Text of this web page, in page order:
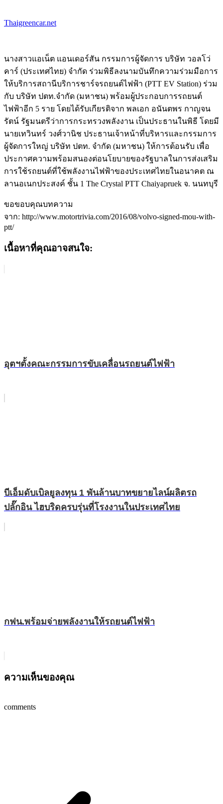
Thaigreencar.net
นางสาวแอเน็ต แอนเดอร์สัน กรรมการผู้จัดการ บริษัท วอลโว่
คาร์ (ประเทศไทย) จำกัด ร่วมพิธีลงนามบันทึกความร่วมมือการ
ให้บริการสถานีบริการชาร์จรถยนต์ไฟฟ้า (PTT EV Station) ร่วม
กับ บริษัท ปตท.จำกัด (มหาชน) พร้อมผู้ประกอบการรถยนต์
ไฟฟ้าอีก 5 ราย โดยได้รับเกียรติจาก พลเอก อนันตพร กาญจน
รัตน์ รัฐมนตรีว่าการกระทรวงพลังงาน เป็นประธานในพิธี โดยมี
นายเทวินทร์ วงศ์วานิช ประธานเจ้าหน้าที่บริหารและกรรมการ
ผู้จัดการใหญ่ บริษัท ปตท. จำกัด (มหาชน) ให้การต้อนรับ เพื่อ
ประกาศความพร้อมสนองต่อนโยบายของรัฐบาลในการส่งเสริม
การใช้รถยนต์ที่ใช้พลังงานไฟฟ้าของประเทศไทยในอนาคต ณ
ลานอเนกประสงค์ ชั้น 1 The Crystal PTT Chaiyapruek จ. นนทบุรี
ขอขอบคุณบทความ
จาก: http://www.motortrivia.com/2016/08/volvo-signed-mou-with-
ptt/
เนื้อหาที่คุณอาจสนใจ:
อุตฯตั้งคณะกรรมการขับเคลื่อนรถยนต์ไฟฟ้า
บีเอ็มดับเบิลยูลงทุน 1 พันล้านบาทขยายไลน์ผลิตรถ
ปลั๊กอิน ไฮบริดครบรุ่นที่โรงงานในประเทศไทย
กฟน.พร้อมจ่ายพลังงานให้รถยนต์ไฟฟ้า
ความเห็นของคุณ
comments